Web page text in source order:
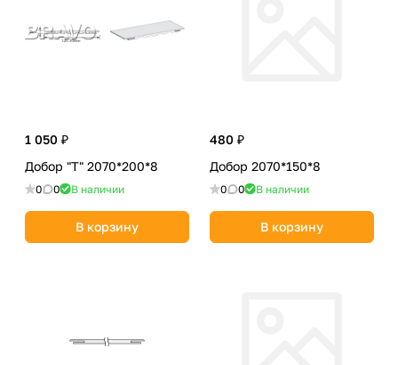
1 050 ₽
Добор "Т" 2070*200*8
0 0 В наличии
В корзину
480 ₽
Добор 2070*150*8
0 0 В наличии
В корзину